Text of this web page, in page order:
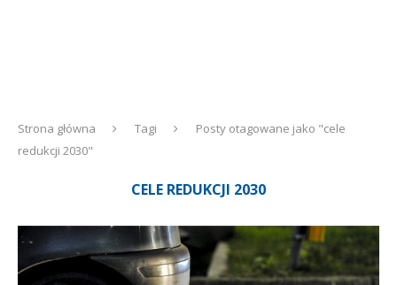
Strona główna Tagi
Posty otagowane jako "cele
redukcji 2030"
CELE REDUKCJI 2030